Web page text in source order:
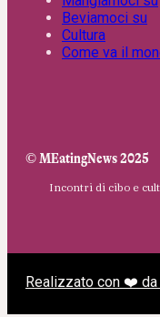
Beviamoci su
Cultura
Come va il
© MEatingNews 2025
Incontri di cibo e
Realizzato con ❤️ da